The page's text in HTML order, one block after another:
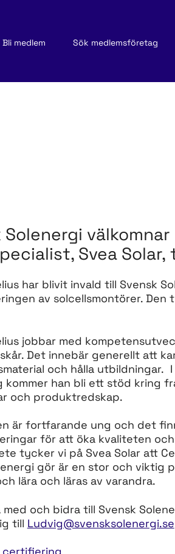
Bli medlem Sök medlemsföretag
Solenergi
Svea
har blivit invald till Svensk
av solcellsmontörer. Den
jobbar med
Det innebär generellt att
och hålla utbildningar.
kommer han bli ett stöd kring
och produktredskap.
är fortfarande ung och det
för att öka kvaliteten
tycker vi på Svea Solar att
gör är en stor och viktig
lära och läras av varandra.
med och bidra till Svensk
till Ludvig@svensksolenergi.se